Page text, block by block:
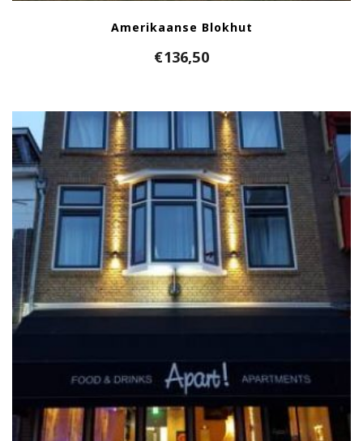
Amerikaanse Blokhut
€136,50